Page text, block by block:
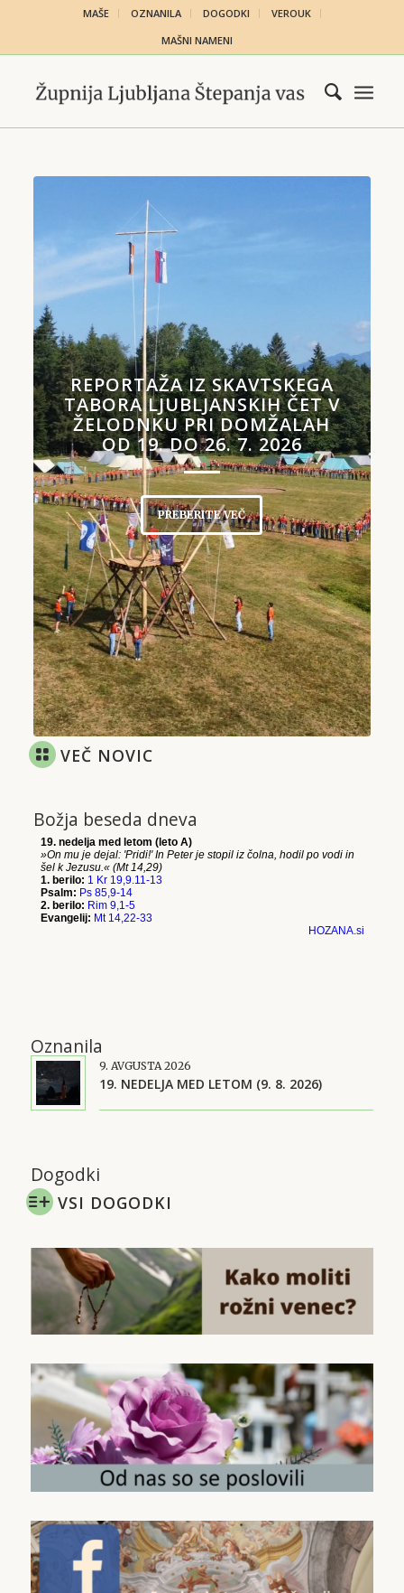
MAŠE OZNANILA DOGODKI
VEROUK
MAŠNI NAMENI
REPORTAŽA IZ SKAVTSKEGA
TABORA LJUBLJANSKIH ČET V
ŽELODNKU PRI DOMŽALAH
OD 19. DO 26. 7. 2026
PREBERITE VEČ
VEČ NOVIC
Božja beseda dneva
Oznanila
9. AVGUSTA 2026
19. NEDELJA MED LETOM (9. 8. 2026)
Dogodki
VSI DOGODKI